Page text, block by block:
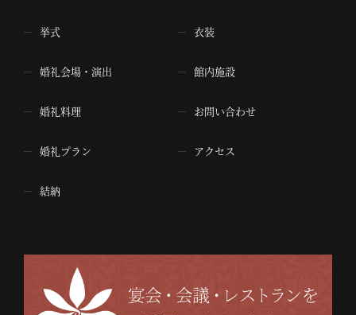
挙式
婚礼会場・演出
婚礼料理
婚礼プラン
結納
衣装
館内施設
お問い合わせ
アクセス